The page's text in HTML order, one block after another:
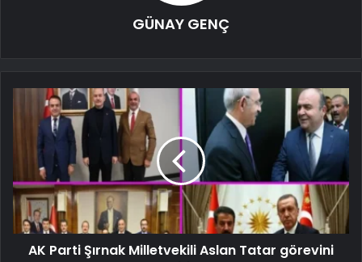
GÜNAY GENÇ
AK Parti Şırnak Milletvekili Aslan Tatar görevini